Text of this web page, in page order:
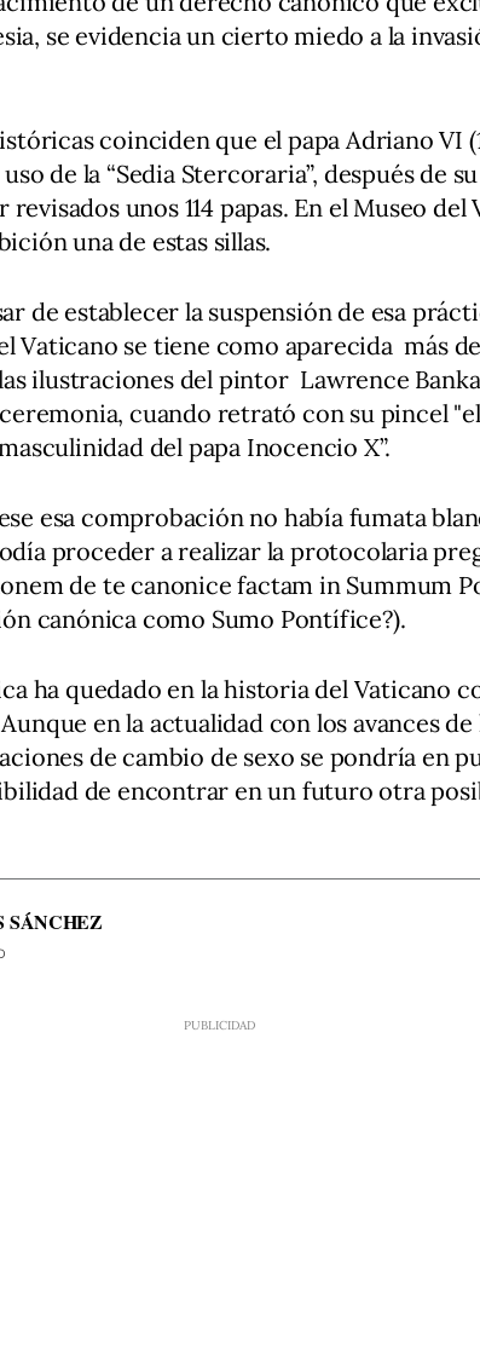
se evidencia un cierto miedo a la
coinciden que el papa Adriano VI
de la “Sedia Stercoraria”, después de
revisados unos 114 papas. En el Museo del
una de estas sillas.
de establecer la suspensión de esa
Vaticano se tiene como aparecida más
ilustraciones del pintor Lawrence Banka
cuando retrató con su pincel
del papa Inocencio X”.
esa comprobación no había fumata
proceder a realizar la protocolaria
de te canonice factam in Summum
canónica como Sumo Pontífice?).
ha quedado en la historia del Vaticano
en la actualidad con los avances de
de cambio de sexo se pondría en
de encontrar en un futuro otra
SÁNCHEZ